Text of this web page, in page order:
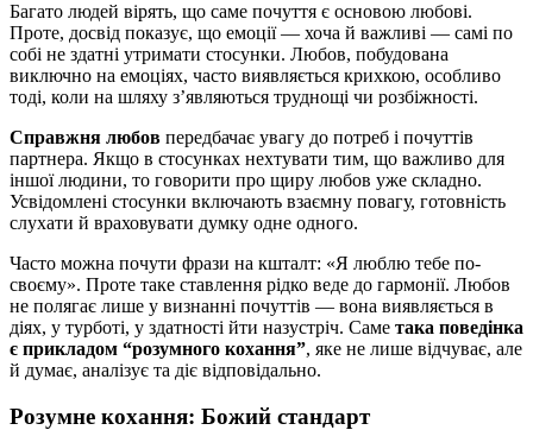
Багато людей вірять, що саме почуття є основою любові.
Проте, досвід показує, що емоції — хоча й важливі — самі по
собі не здатні утримати стосунки. Любов, побудована
виключно на емоціях, часто виявляється крихкою, особливо
тоді, коли на шляху з’являються труднощі чи розбіжності.
Справжня любов передбачає увагу до потреб і почуттів
партнера. Якщо в стосунках нехтувати тим, що важливо для
іншої людини, то говорити про щиру любов уже складно.
Усвідомлені стосунки включають взаємну повагу, готовність
слухати й враховувати думку одне одного.
Часто можна почути фрази на кшталт: «Я люблю тебе по-
своєму». Проте таке ставлення рідко веде до гармонії. Любов
не полягає лише у визнанні почуттів — вона виявляється в
діях, у турботі, у здатності йти назустріч. Саме така поведінка
є прикладом “розумного кохання”, яке не лише відчуває, але
й думає, аналізує та діє відповідально.
Розумне кохання: Божий стандарт